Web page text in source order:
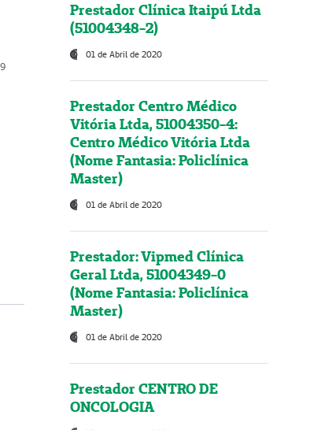
Prestador Clínica Itaipú Ltda
(51004348-2)
01 de Abril de 2020
Prestador Centro Médico
Vitória Ltda, 51004350-4:
Centro Médico Vitória Ltda
(Nome Fantasia: Policlínica
Master)
01 de Abril de 2020
Prestador: Vipmed Clínica
Geral Ltda, 51004349-0
(Nome Fantasia: Policlínica
Master)
01 de Abril de 2020
Prestador CENTRO DE
ONCOLOGIA